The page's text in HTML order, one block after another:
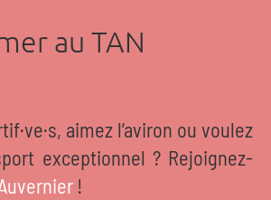
au TAN
aimez l’aviron ou voulez
exceptionnel ? Rejoignez-
!